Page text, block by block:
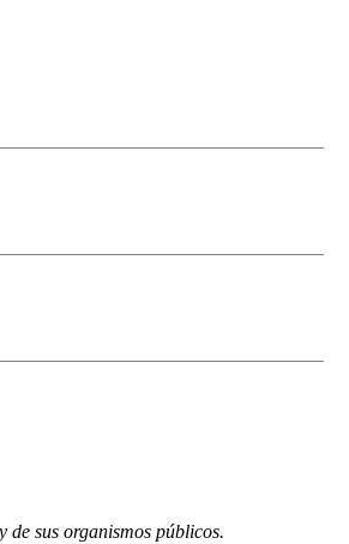
sus organismos públicos.